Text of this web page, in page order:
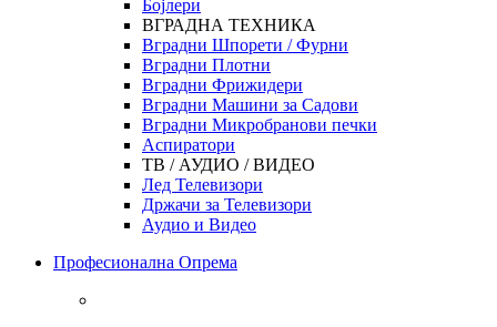
Бојлери
ВГРАДНА ТЕХНИКА
Вградни Шпорети / Фурни
Вградни Плотни
Вградни Фрижидери
Вградни Машини за Садови
Вградни Микробранови печки
Аспиратори
ТВ / АУДИО / ВИДЕО
Лед Телевизори
Држачи за Телевизори
Аудио и Видео
Професионална Опрема